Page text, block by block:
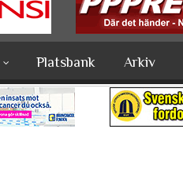
Platsbank Arkiv